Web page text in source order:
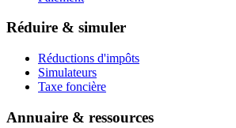
Réduire & simuler
Réductions d'impôts
Simulateurs
Taxe foncière
Annuaire & ressources